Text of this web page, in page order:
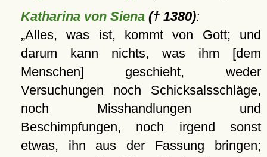
Katharina von Siena(† 1380):
Alles, was ist, kommt von Gott; und
darum kann nichts, was ihm [dem
Menschen] geschieht, weder
Versuchungen noch Schicksalsschläge,
noch Misshandlungen und
Beschimpfungen, noch irgend sonst
etwas, ihn aus der Fassung bringen;